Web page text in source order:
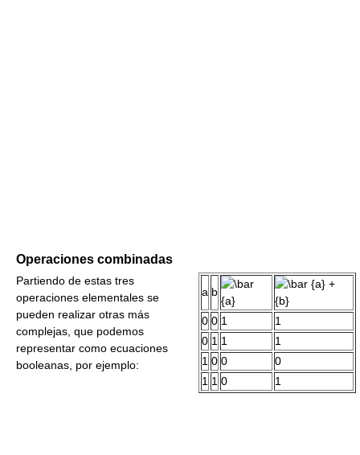
Operaciones combinadas
a b
0 0 1
1
0 1 1
1
1 0 0
0
1 1 0 1
Partiendo de estas tres
operaciones elementales se
pueden realizar otras más
complejas, que podemos
representar como ecuaciones
booleanas, por ejemplo: